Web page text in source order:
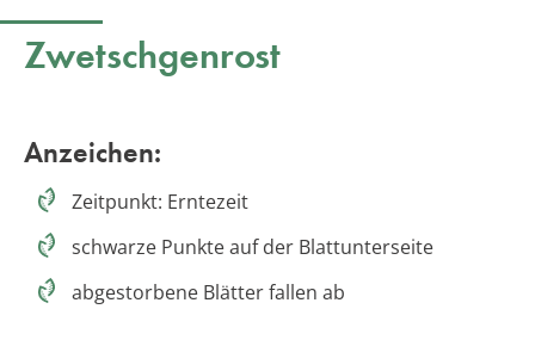
Zwetschgenrost
Anzeichen:
Zeitpunkt: Erntezeit
schwarze Punkte auf der Blattunterseite
abgestorbene Blätter fallen ab